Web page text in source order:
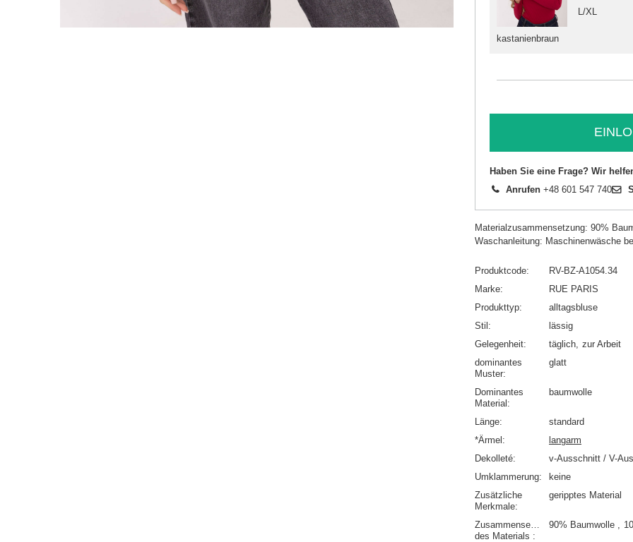
kastanienbraun
L/XL
Haben Sie eine Frage? Wir
Anrufen +48 601 547 740
Materialzusammensetzung: 90%
Waschanleitung: Maschinenwäsche
Produktcode
RV-BZ-A1054.34
Marke
RUE PARIS
Produkttyp
alltagsbluse
Stil
lässig
Gelegenheit
täglich zur Arbeit
dominantes
Muster
glatt
Dominantes
Material
baumwolle
Länge
standard
*Ärmel
langarm
Dekolleté
v-Ausschnitt / V-
Umklammerung
keine
Zusätzliche
Merkmale
geripptes Material
Zusammensetzung
des Materials
90% Baumwolle